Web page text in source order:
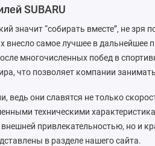
SUBARU
значит “собирать вместе”, не
внесло самое лучшее в
многочисленных побед в
что позволяет компании
ведь они славятся не только
техническими
привлекательностью, но и
в разделе нашего сайта.